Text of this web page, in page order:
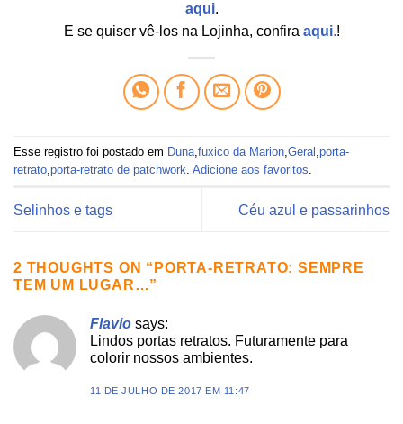
aqui.
E se quiser vê-los na Lojinha, confira aqui.!
Esse registro foi postado em Duna fuxico da Marion Geral porta-
retrato porta-retrato de patchwork Adicione aos favoritos
Selinhos e tags Céu azul e passarinhos
2 THOUGHTS ON “ PORTA-RETRATO: SEMPRE
TEM UM LUGAR…”
Flavio says:
Lindos portas retratos. Futuramente para
colorir nossos ambientes.
11 DE JULHO DE 2017 EM 11:47